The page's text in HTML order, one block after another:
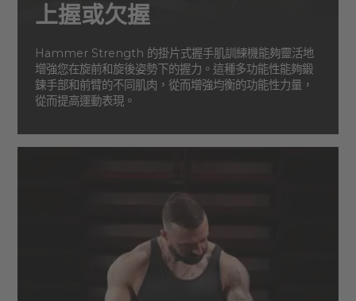
上握或欠握
Hammer Strength 的掛片式握手肌訓練機能夠靈活地
增強您在旋前和旋後姿勢下的握力。這種多功能性能夠鍛
鍊手部和前臂的不同肌肉，從而增強均衡的功能性力量，
從而提高運動表現。